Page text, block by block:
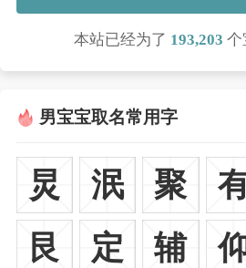
本站已经为了 193,203 个
男宝宝取名常用字
炅 泯 聚
艮
定 辅